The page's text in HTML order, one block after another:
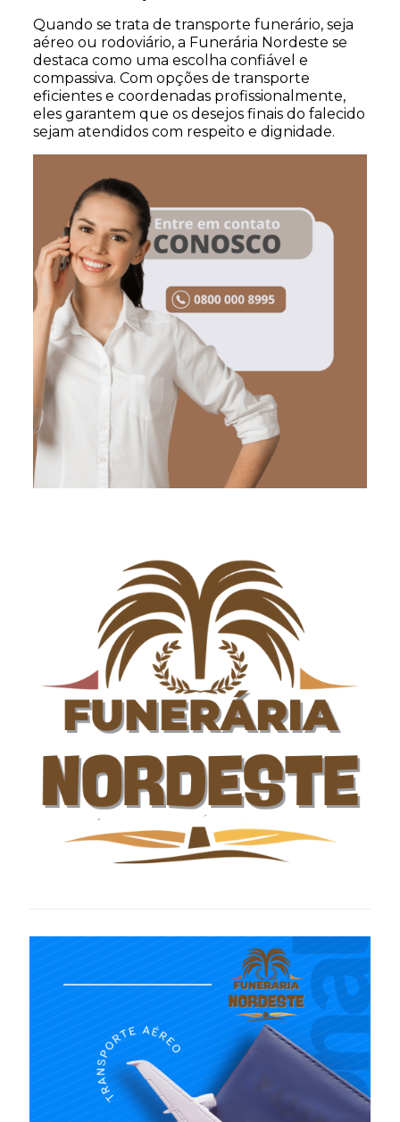
Quando se trata de transporte funerário, seja
aéreo ou rodoviário, a Funerária Nordeste se
destaca como uma escolha confiável e
compassiva. Com opções de transporte
eficientes e coordenadas profissionalmente,
eles garantem que os desejos finais do falecido
sejam atendidos com respeito e dignidade.